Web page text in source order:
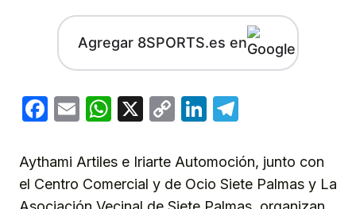
Agregar 8SPORTS.es en
Facebook
EmailWhatsApp
X
CopyLinkedIn
Aythami Artiles e Iriarte Automoción, junto con
el Centro Comercial y de Ocio Siete Palmas y La